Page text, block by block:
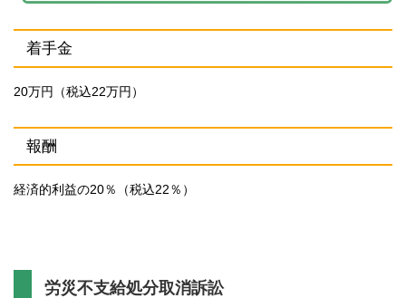
着手金
20万円（税込22万円）
報酬
経済的利益の20％（税込22％）
労災不支給処分取消訴訟